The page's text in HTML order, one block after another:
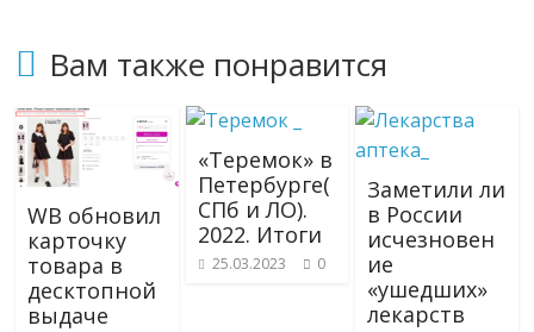
Вам также понравится
WB обновил
карточку
товара в
десктопной
выдаче
«Теремок» в
Петербурге(
СПб и ЛО).
2022. Итоги
25.03.2023 0
Заметили ли
в России
исчезновен
ие
«ушедших»
лекарств